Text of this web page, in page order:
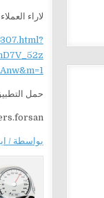
لاراء العملاء
حمل
بواسطة /